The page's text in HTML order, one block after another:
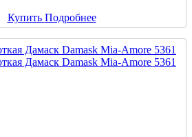
Купить Подробнее